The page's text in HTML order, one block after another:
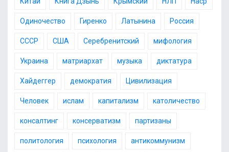
Одиночество Гиренко Латынина Россия
СССР США Серебренитский мифология
Украина матриархат музыка диктатура
Хайдеггер демократия Цивилизация
Человек ислам капитализм католичество
консалтинг консерватизм партизаны
политология психология антикоммунизм